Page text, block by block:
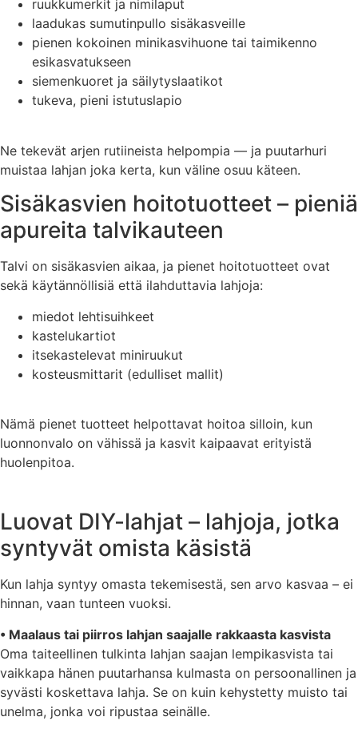
ruukkumerkit ja nimilaput
laadukas sumutinpullo sisäkasveille
pienen kokoinen minikasvihuone tai taimikenno
esikasvatukseen
siemenkuoret ja säilytyslaatikot
tukeva, pieni istutuslapio
Ne tekevät arjen rutiineista helpompia — ja puutarhuri
muistaa lahjan joka kerta, kun väline osuu käteen.
Sisäkasvien hoitotuotteet – pieniä
apureita talvikauteen
Talvi on sisäkasvien aikaa, ja pienet hoitotuotteet ovat
sekä käytännöllisiä että ilahduttavia lahjoja:
miedot lehtisuihkeet
kastelukartiot
itsekastelevat miniruukut
kosteusmittarit (edulliset mallit)
Nämä pienet tuotteet helpottavat hoitoa silloin, kun
luonnonvalo on vähissä ja kasvit kaipaavat erityistä
huolenpitoa.
Luovat DIY-lahjat – lahjoja, jotka
syntyvät omista käsistä
Kun lahja syntyy omasta tekemisestä, sen arvo kasvaa – ei
hinnan, vaan tunteen vuoksi.
• Maalaus tai piirros lahjan saajalle rakkaasta kasvista
Oma taiteellinen tulkinta lahjan saajan lempikasvista tai
vaikkapa hänen puutarhansa kulmasta on persoonallinen ja
syvästi koskettava lahja. Se on kuin kehystetty muisto tai
unelma, jonka voi ripustaa seinälle.